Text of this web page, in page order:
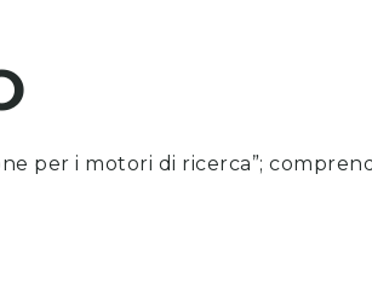
per i motori di ricerca”;